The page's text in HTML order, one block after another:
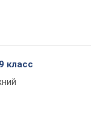
класс